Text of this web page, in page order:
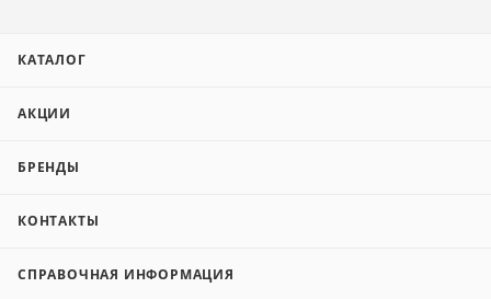
КАТАЛОГ
АКЦИИ
БРЕНДЫ
КОНТАКТЫ
СПРАВОЧНАЯ ИНФОРМАЦИЯ